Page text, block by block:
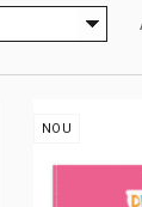
NOU